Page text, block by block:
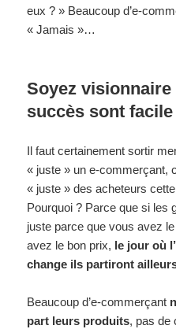
eux ? » Beaucoup d’e-
« Jamais »…
Soyez
succès sont
Il faut certainement sortir
« juste » un e-commerçant,
« juste » des acheteurs
Pourquoi ? Parce que si les
juste parce que vous avez
avez le bon prix, le jour où
change ils partiront
Beaucoup d’e-commerçant
part leurs produits, pas de